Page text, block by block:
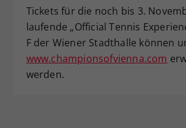
Tickets für die noch bis 3.
laufende „Official Tennis
F der Wiener Stadthalle können
www.championsofvienna.com
werden.